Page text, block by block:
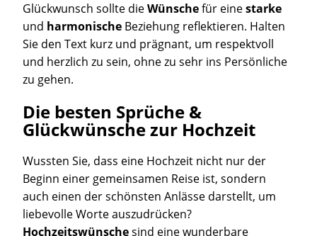
Glückwunsch sollte dieWünschefür einestarke
und harmonische Beziehung reflektieren. Halten
Sie den Text kurz und prägnant, um respektvoll
und herzlich zu sein, ohne zu sehr ins Persönliche
zu gehen.
Die besten Sprüche &
Glückwünsche zur Hochzeit
Wussten Sie, dass eine Hochzeit nicht nur der
Beginn einer gemeinsamen Reise ist, sondern
auch einen der schönsten Anlässe darstellt, um
liebevolle Worte auszudrücken?
Hochzeitswünschesind eine wunderbare